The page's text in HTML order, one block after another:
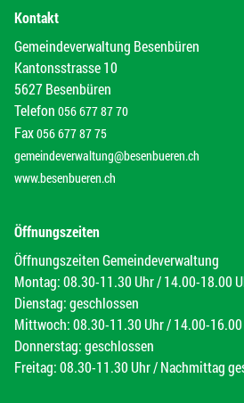
Kontakt
Gemeindeverwaltung Besenbüren
Kantonsstrasse 10
5627 Besenbüren
Telefon 056 677 87 70
Fax056 677 87 75
gemeindeverwaltung@besenbueren.ch
www.besenbueren.ch
Öffnungszeiten
Öffnungszeiten Gemeindeverwaltung
Montag: 08.30-11.30 Uhr / 14.00-18.00
Dienstag: geschlossen
Mittwoch: 08.30-11.30 Uhr / 14.00-16.00
Donnerstag: geschlossen
Freitag: 08.30-11.30 Uhr / Nachmittag